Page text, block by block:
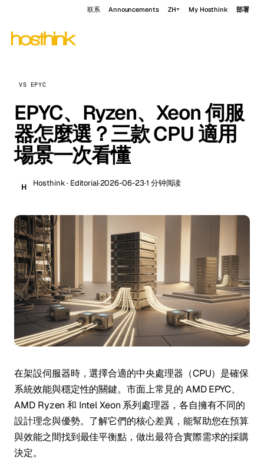
联系 Announcements ZH My Hosthink 部署
VS EPYC
EPYC、Ryzen、Xeon 伺服
器怎麼選？三款 CPU 適用
場景一次看懂
H Hosthink · Editorial·2026-06-23·1 分钟阅读
在架設伺服器時，選擇合適的中央處理器（CPU）是確保
系統效能與穩定性的關鍵。市面上常見的 AMD EPYC、
AMD Ryzen 和 Intel Xeon 系列處理器，各自擁有不同的
設計理念與優勢。了解它們的核心差異，能幫助您在預算
與效能之間找到最佳平衡點，做出最符合實際需求的採購
決定。